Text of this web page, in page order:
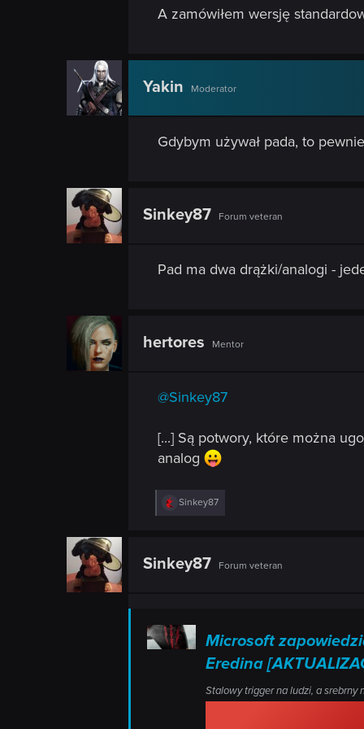
A zamówiłem wersję
Yakin Moderator
Gdybym używał pada, to
Sinkey87 Forum veteran
Pad ma dwa drążki/analogi -
hertores Mentor
@Sinkey87
[...] Są potwory, które można
analog
R
e
i
Sinkey87
Sinkey87 Forum veteran
Microsoft
Eredina
Stalowy trigger na ludzi, a srebrny